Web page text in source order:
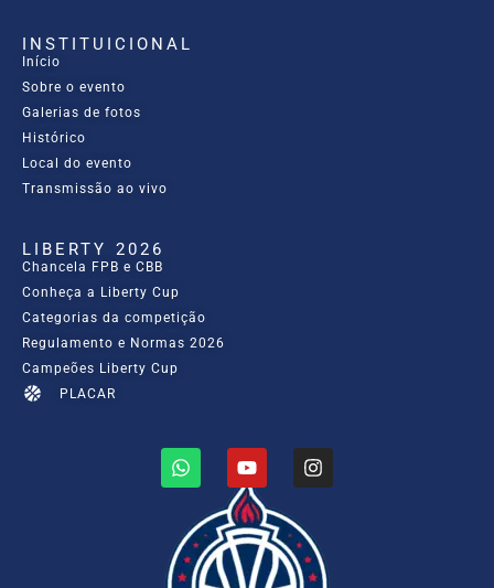
INSTITUICIONAL
Início
Sobre o evento
Galerias de fotos
Histórico
Local do evento
Transmissão ao vivo
LIBERTY 2026
Chancela FPB e CBB
Conheça a Liberty Cup
Categorias da competição
Regulamento e Normas 2026
Campeões Liberty Cup
PLACAR